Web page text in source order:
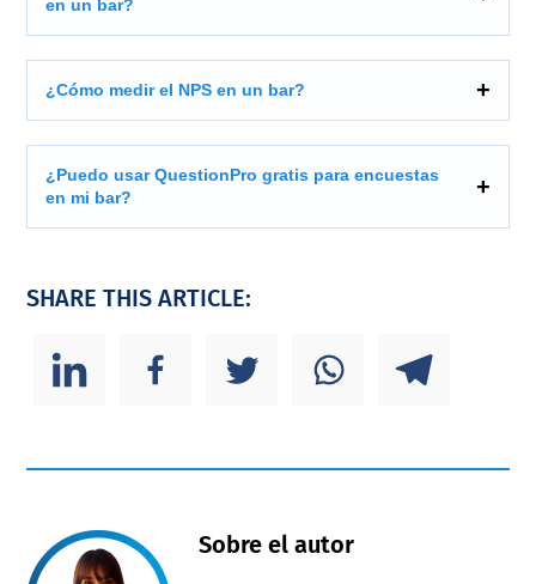
en un bar?
¿Cómo medir el NPS en un bar?
¿Puedo usar QuestionPro gratis para encuestas
en mi bar?
SHARE THIS ARTICLE:
Sobre el autor